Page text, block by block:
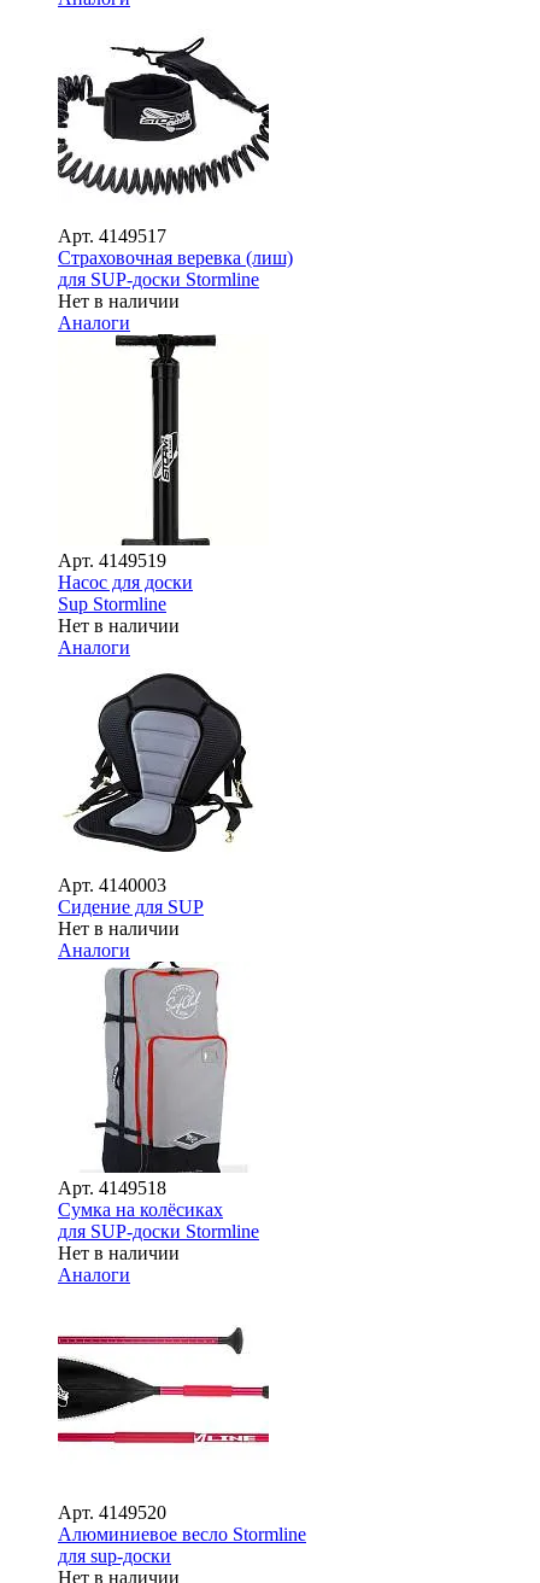
Арт. 4149517
Страховочная веревка (лиш)
для SUP-доски Stormline
Нет в наличии
Аналоги
Арт. 4149519
Насос для доски
Sup Stormline
Нет в наличии
Аналоги
Арт. 4140003
Сидение для SUP
Нет в наличии
Аналоги
Арт. 4149518
Сумка на колёсиках
для SUP-доски Stormline
Нет в наличии
Аналоги
Арт. 4149520
Алюминиевое весло Stormline
для sup-доски
Нет в наличии